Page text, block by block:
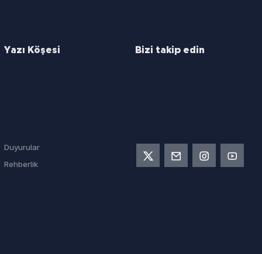
Yazı Köşesi
Duyurular
Rehberlik
Bizi takip edin